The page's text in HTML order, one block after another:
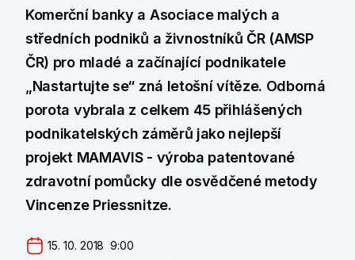
Komerční banky a Asociace malých a
středních podniků a živnostníků ČR (AMSP
ČR) pro mladé a začínající podnikatele
„Nastartujte se“ zná letošní vítěze. Odborná
porota vybrala z celkem 45 přihlášených
podnikatelských záměrů jako nejlepší
projekt MAMAVIS - výroba patentované
zdravotní pomůcky dle osvědčené metody
Vincenze Priessnitze.
15. 10. 2018  9:00